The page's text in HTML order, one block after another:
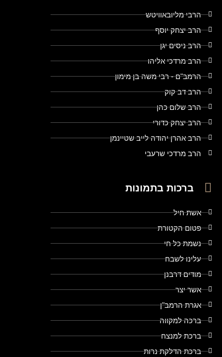
הרבי מליובאוויטש
הרב יצחק יוסף
הרב ניסים יגן
הרב מרדכי אליהו
הרמב"ם - רבי משה בן מימון
הרב דב קוק
הרב שלום כהן
הרב יצחק כדורי
הרב אהרן יהודה לייב שטיינמן
הרב מרדכי שרעבי
ברכות בתמונות
אשת חיל
פטום הקטורת
נשמת כל חי
עלינו לשבח
מודים דרבנן
אשר יצר
אגרת הרמב"ן
ברכה למקווה
ברכת למנצח
ברכת הדלקת נרות